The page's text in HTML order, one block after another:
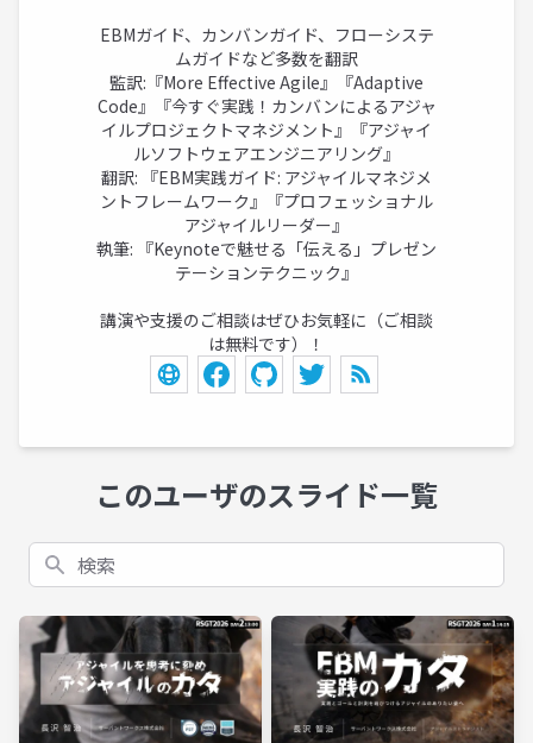
EBMガイド、カンバンガイド、フローシステ
ムガイドなど多数を翻訳
監訳:『More Effective Agile』『Adaptive
Code』『今すぐ実践！カンバンによるアジャ
イルプロジェクトマネジメント』『アジャイ
ルソフトウェアエンジニアリング』
翻訳: 『EBM実践ガイド: アジャイルマネジメ
ントフレームワーク』『プロフェッショナル
アジャイルリーダー』
執筆: 『Keynoteで魅せる「伝える」プレゼン
テーションテクニック』
講演や支援のご相談はぜひお気軽に（ご相談
は無料です）！
このユーザのスライド一覧
検索